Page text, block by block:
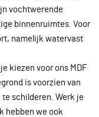
vochtwerende
binnenruimtes. Voor
namelijk watervast
kiezen voor ons MDF
is voorzien van
schilderen. Werk je
hebben we ook